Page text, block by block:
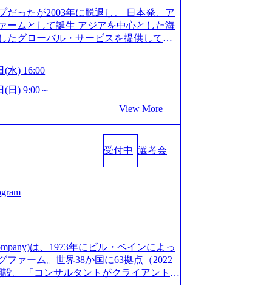
※通常の選考フローと異なり、事前に
ジタルイノベーション事業部でのポジ
、そして適性や志向性に合わせて、以
いての作業も発生します。 ＜ITコン
系の領域において、大手・ベンチャ
援を行います。 直近の案件では、大
す。 生成AIなどの最新技術とシステム
に貢献します。 ＜PL/PM＞ 顧客の要望
イル開発による開発支援までを一気通
提案・推進の中核として、企画・要件
件メインです。 要件定義～設計～開
いただき、当社の社員が業務面をサ
案、そして実行までを一気通貫で支援
て顧客の要望や提案を柔軟に取り入れ
提案がサービスに直接反映されやす
トへ。会社に入って、何が変わった？
プラダ：ラグジュアリー製品のパーソナ
case-studies/song/prada-luxury-product-c
www.accenture.com/jp-ja/case-stud
テジー & コンサルティング） ソフトバ
2020」でマーケ＆営業のDX実現 (http
media/softbank)（通信） 経済産
安ネット」を構築。省庁DXの先進事
studies/public-service/meti-industry-safety-
goods-services/calbee)（消費財・サ
年5月時点）の社員を擁し、世界120以
日本では2.3万人以上の従業員を擁し
倍近くの成長を遂げていることから、
を抱えており、アビームコンサルティ
サルタント制度の有資格者数が多く、
者は年間約1,000名） 残業時間や有休
実行前後で離職率を半減させることに
いるほか、在宅勤務制度の全社展開、
だったが2003年に脱退し、 日本発、ア
ームとして誕生 アジアを中心とした海
たグローバル・サービスを提供してい
通じて社会や産業の課題を解決し、
イアント変革の確実な実現と社会的
の戦略的資本提携も実現して、現在は
6,000名を超えるプロフェッショナルを
報通信、公共事業など幅広い分野をク
日本市場No.1を誇り、全世界で6,400件
認定コンサルタント資格を取得してい
のSAP S/4HANA®認定コンサルタント
、それらを活用してお客様に最適なS
7d54-42b9-a7ae-8c532c52d3
『SAP A
秀賞「プロジェクト・アワード」を受
アビームコンサルティ
ど可視化 (https://www.nikkan.co.jp/articl
(水) 16:00
(日) 9:00～
View More
受付中 選考会
は、1973年にビル・ベインによっ
ァーム。世界38か国に63拠点（2022
。 「コンサルタントがクライアントに